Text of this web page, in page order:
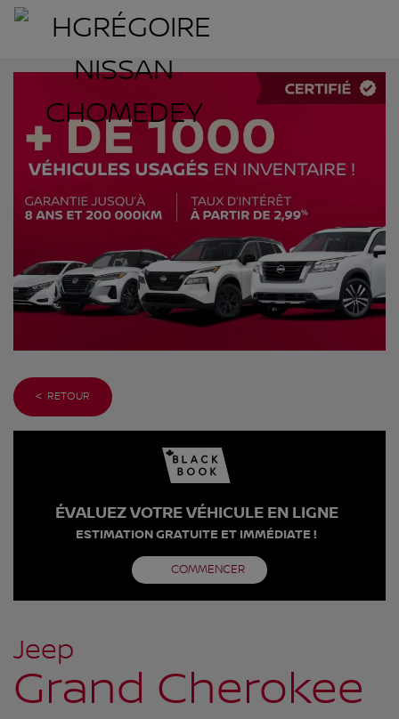
< RETOUR
ÉVALUEZ VOTRE VÉHICULE EN LIGNE
ESTIMATION GRATUITE ET IMMÉDIATE !
COMMENCER
Jeep
Grand Cherokee